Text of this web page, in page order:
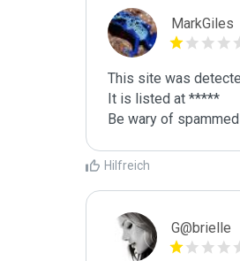
MarkGiles
This site was
It is listed at *****
Be wary of
Hilfreich
G@brielle